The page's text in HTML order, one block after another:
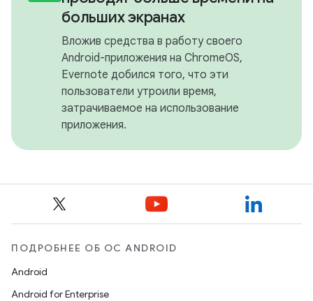
больших экранах
Вложив средства в работу своего
Android-приложения на ChromeOS,
Evernote добился того, что эти
пользователи утроили время,
затрачиваемое на использование
приложения.
ПОДРОБНЕЕ ОБ ОС ANDROID
Android
Android for Enterprise